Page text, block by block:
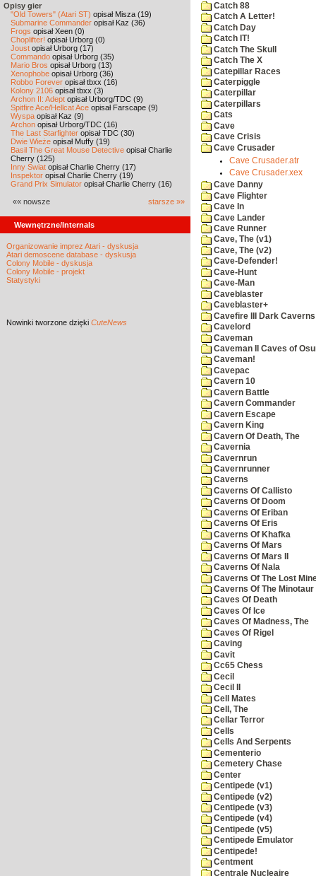
Opisy gier
"Old Towers" (Atari ST) opisał Misza (19)
Submarine Commander opisał Kaz (36)
Frogs opisał Xeen (0)
Choplifter! opisał Urborg (0)
Joust opisał Urborg (17)
Commando opisał Urborg (35)
Mario Bros opisał Urborg (13)
Xenophobe opisał Urborg (36)
Robbo Forever opisał tbxx (16)
Kolony 2106 opisał tbxx (3)
Archon II: Adept opisał Urborg/TDC (9)
Spitfire Ace/Hellcat Ace opisał Farscape (9)
Wyspa opisał Kaz (9)
Archon opisał Urborg/TDC (16)
The Last Starfighter opisał TDC (30)
Dwie Wieże opisał Muffy (19)
Basil The Great Mouse Detective opisał Charlie
Cherry (125)
Inny Świat opisał Charlie Cherry (17)
Inspektor opisał Charlie Cherry (19)
Grand Prix Simulator opisał Charlie Cherry (16)
«« nowsze starsze »»
Wewnętrzne/Internals
Organizowanie imprez Atari - dyskusja
Atari demoscene database - dyskusja
Colony Mobile - dyskusja
Colony Mobile - projekt
Statystyki
Nowinki tworzone dzięki CuteNews
Catch 88
Catch A Letter!
Catch Day
Catch IT!
Catch The Skull
Catch The X
Catepillar Races
Caterpiggle
Caterpillar
Caterpillars
Cats
Cave
Cave Crisis
Cave Crusader
Cave Crusader.atr
Cave Crusader.xex
Cave Danny
Cave Flighter
Cave In
Cave Lander
Cave Runner
Cave, The (v1)
Cave, The (v2)
Cave-Defender!
Cave-Hunt
Cave-Man
Caveblaster
Caveblaster+
Cavefire III Dark Caverns
Cavelord
Caveman
Caveman II Caves of
Caveman!
Cavepac
Cavern 10
Cavern Battle
Cavern Commander
Cavern Escape
Cavern King
Cavern Of Death, The
Cavernia
Cavernrun
Cavernrunner
Caverns
Caverns Of Callisto
Caverns Of Doom
Caverns Of Eriban
Caverns Of Eris
Caverns Of Khafka
Caverns Of Mars
Caverns Of Mars II
Caverns Of Nala
Caverns Of The Lost
Caverns Of The Minotaur
Caves Of Death
Caves Of Ice
Caves Of Madness, The
Caves Of Rigel
Caving
Cavit
Cc65 Chess
Cecil
Cecil II
Cell Mates
Cell, The
Cellar Terror
Cells
Cells And Serpents
Cementerio
Cemetery Chase
Center
Centipede (v1)
Centipede (v2)
Centipede (v3)
Centipede (v4)
Centipede (v5)
Centipede Emulator
Centipede!
Centment
Centrale Nucleaire